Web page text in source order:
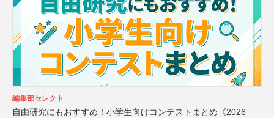
編集部セレクト
自由研究にもおすすめ！小学生向けコンテストまとめ《2026